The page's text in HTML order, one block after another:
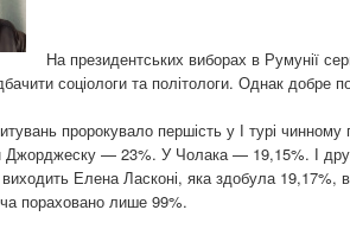
На президентських виборах в Румунії
соціологи та політологи. Однак добре
пророкувало першість у І турі
Джорджеску — 23%. У Чолака — 19,15%. І
Елена Ласконі, яка здобула 19,17%,
пораховано лише 99%.